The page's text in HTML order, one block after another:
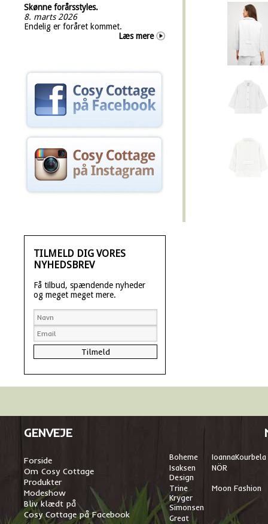
Skønne forårsstyles.
8. marts 2026
Endelig er foråret kommet.
Læs mere
TILMELD DIG VORES
NYHEDSBREV
Få tilbud, spændende nyheder
og meget meget mere.
GENVEJE
Forside
Om Cosy Cottage
Produkter
Modeshow
Bliv klædt på
Cosy Cottage på Facebook
Boheme IoannaKourbela
Isaksen
Design
NÖR
Trine
Kryger
Simonsen
Moon Fashion
Great